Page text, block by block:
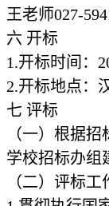
王老师027-
六 开标
1.开标时间：
2.开标地点：
七 评标
（一）根据
学校招标办组
（二）评标工